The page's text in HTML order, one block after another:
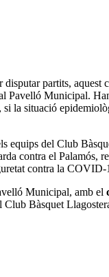
disputar partits, aquest
Pavelló Municipal.
si la situació
equips del Club
contra el Palamós,
contra la
Municipal, amb el
Bàsquet